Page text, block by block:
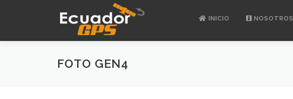
INICIO NOSOTROS
FOTO GEN4